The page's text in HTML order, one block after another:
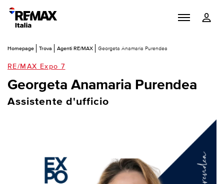
Homepage Trova Agenti RE/MAX Georgeta Anamaria Purendea
RE/MAX Expo 7
Georgeta Anamaria Purendea
Assistente d'ufficio